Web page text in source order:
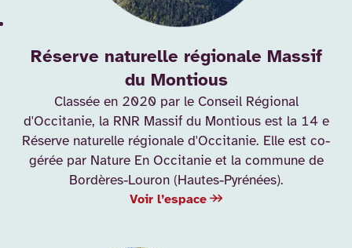
Réserve naturelle régionale Massif
du Montious
Classée en 2020 par le Conseil Régional
d'Occitanie, la RNR Massif du Montious est la 14 e
Réserve naturelle régionale d'Occitanie. Elle est co-
gérée par Nature En Occitanie et la commune de
Bordères-Louron (Hautes-Pyrénées).
Voir l’espace